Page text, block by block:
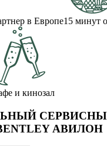
в Европе15 минут
и кинозал
АВИЛОН